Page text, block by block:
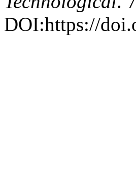
DOI:https://